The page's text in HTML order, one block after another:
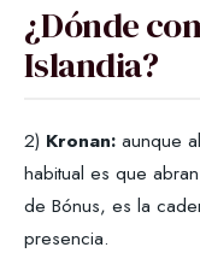
¿Dónde
Islandia?
2) Kronan: aunque
habitual es que
de Bónus, es la
presencia.